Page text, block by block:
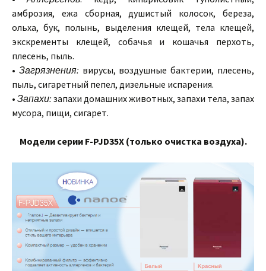
амброзия, ежа сборная, душистый колосок, береза,
ольха, бук, полынь, выделения клещей, тела клещей,
экскременты клещей, собачья и кошачья перхоть,
плесень, пыль.
• Загрязнения: вирусы, воздушные бактерии, плесень,
пыль, сигаретный пепел, дизельные испарения.
• Запахи: запахи домашних животных, запахи тела, запах
мусора, пищи, сигарет.
Модели серии F-PJD35X (только очистка воздуха).